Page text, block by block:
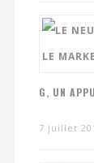
G, UN
7 juillet